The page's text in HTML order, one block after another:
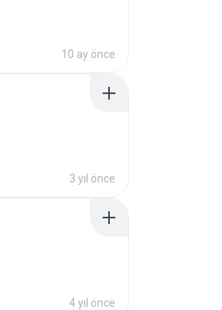
10 ay önce
3 yıl önce
4 yıl önce